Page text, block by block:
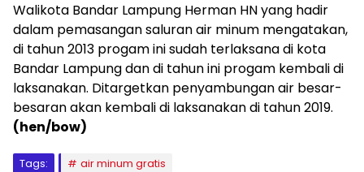
Walikota Bandar Lampung Herman HN yang hadir
dalam pemasangan saluran air minum mengatakan,
di tahun 2013 progam ini sudah terlaksana di kota
Bandar Lampung dan di tahun ini progam kembali di
laksanakan. Ditargetkan penyambungan air besar-
besaran akan kembali di laksanakan di tahun 2019.
(hen/bow)
Tags: air minum gratis